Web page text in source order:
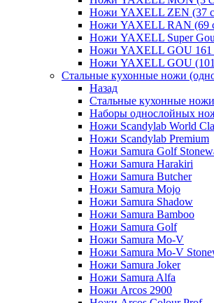
Ножи YAXELL ZEN (37
Ножи YAXELL RAN (69
Ножи YAXELL Super
Ножи YAXELL GOU 161
Ножи YAXELL GOU
Стальные кухонные ножи
Назад
Стальные кухонные
Наборы однослойных
Ножи Scandylab World
Ножи Scandylab Premium
Ножи Samura Golf
Ножи Samura Harakiri
Ножи Samura Butcher
Ножи Samura Mojo
Ножи Samura Shadow
Ножи Samura Bamboo
Ножи Samura Golf
Ножи Samura Mo-V
Ножи Samura Mo-V
Ножи Samura Joker
Ножи Samura Alfa
Ножи Arcos 2900